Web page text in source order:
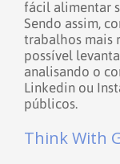
fácil alimentar
Sendo assim,
trabalhos mais
possível
analisando o
Linkedin ou
públicos.
Think With